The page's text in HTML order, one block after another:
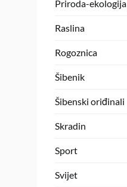
Priroda-ekologija
Raslina
Rogoznica
Šibenik
Šibenski oriđinali
Skradin
Sport
Svijet